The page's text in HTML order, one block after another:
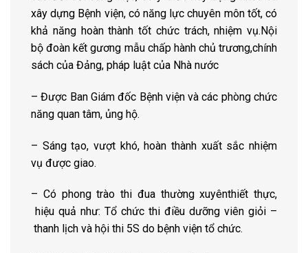
xây dựng Bệnh viện, có năng lực chuyên môn tốt, có
khả năng hoàn thành tốt chức trách, nhiệm vụ.Nội
bộ đoàn kết gương mẫu chấp hành chủ trương,chính
sách của Đảng, pháp luật của Nhà nước
– Được Ban Giám đốc Bệnh viện và các phòng chức
năng quan tâm, ủng hộ.
– Sáng tạo, vượt khó, hoàn thành xuất sắc nhiệm
vụ được giao.
– Có phong trào thi đua thường xuyênthiết thực,
hiệu quả như: Tổ chức thi điều dưỡng viên giỏi –
thanh lịch và hội thi 5S do bệnh viện tổ chức.